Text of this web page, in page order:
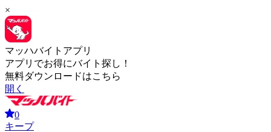
×
マッハバイトアプリ
アプリでお得にバイト探し！
無料ダウンロードはこちら
開く
0
キープ